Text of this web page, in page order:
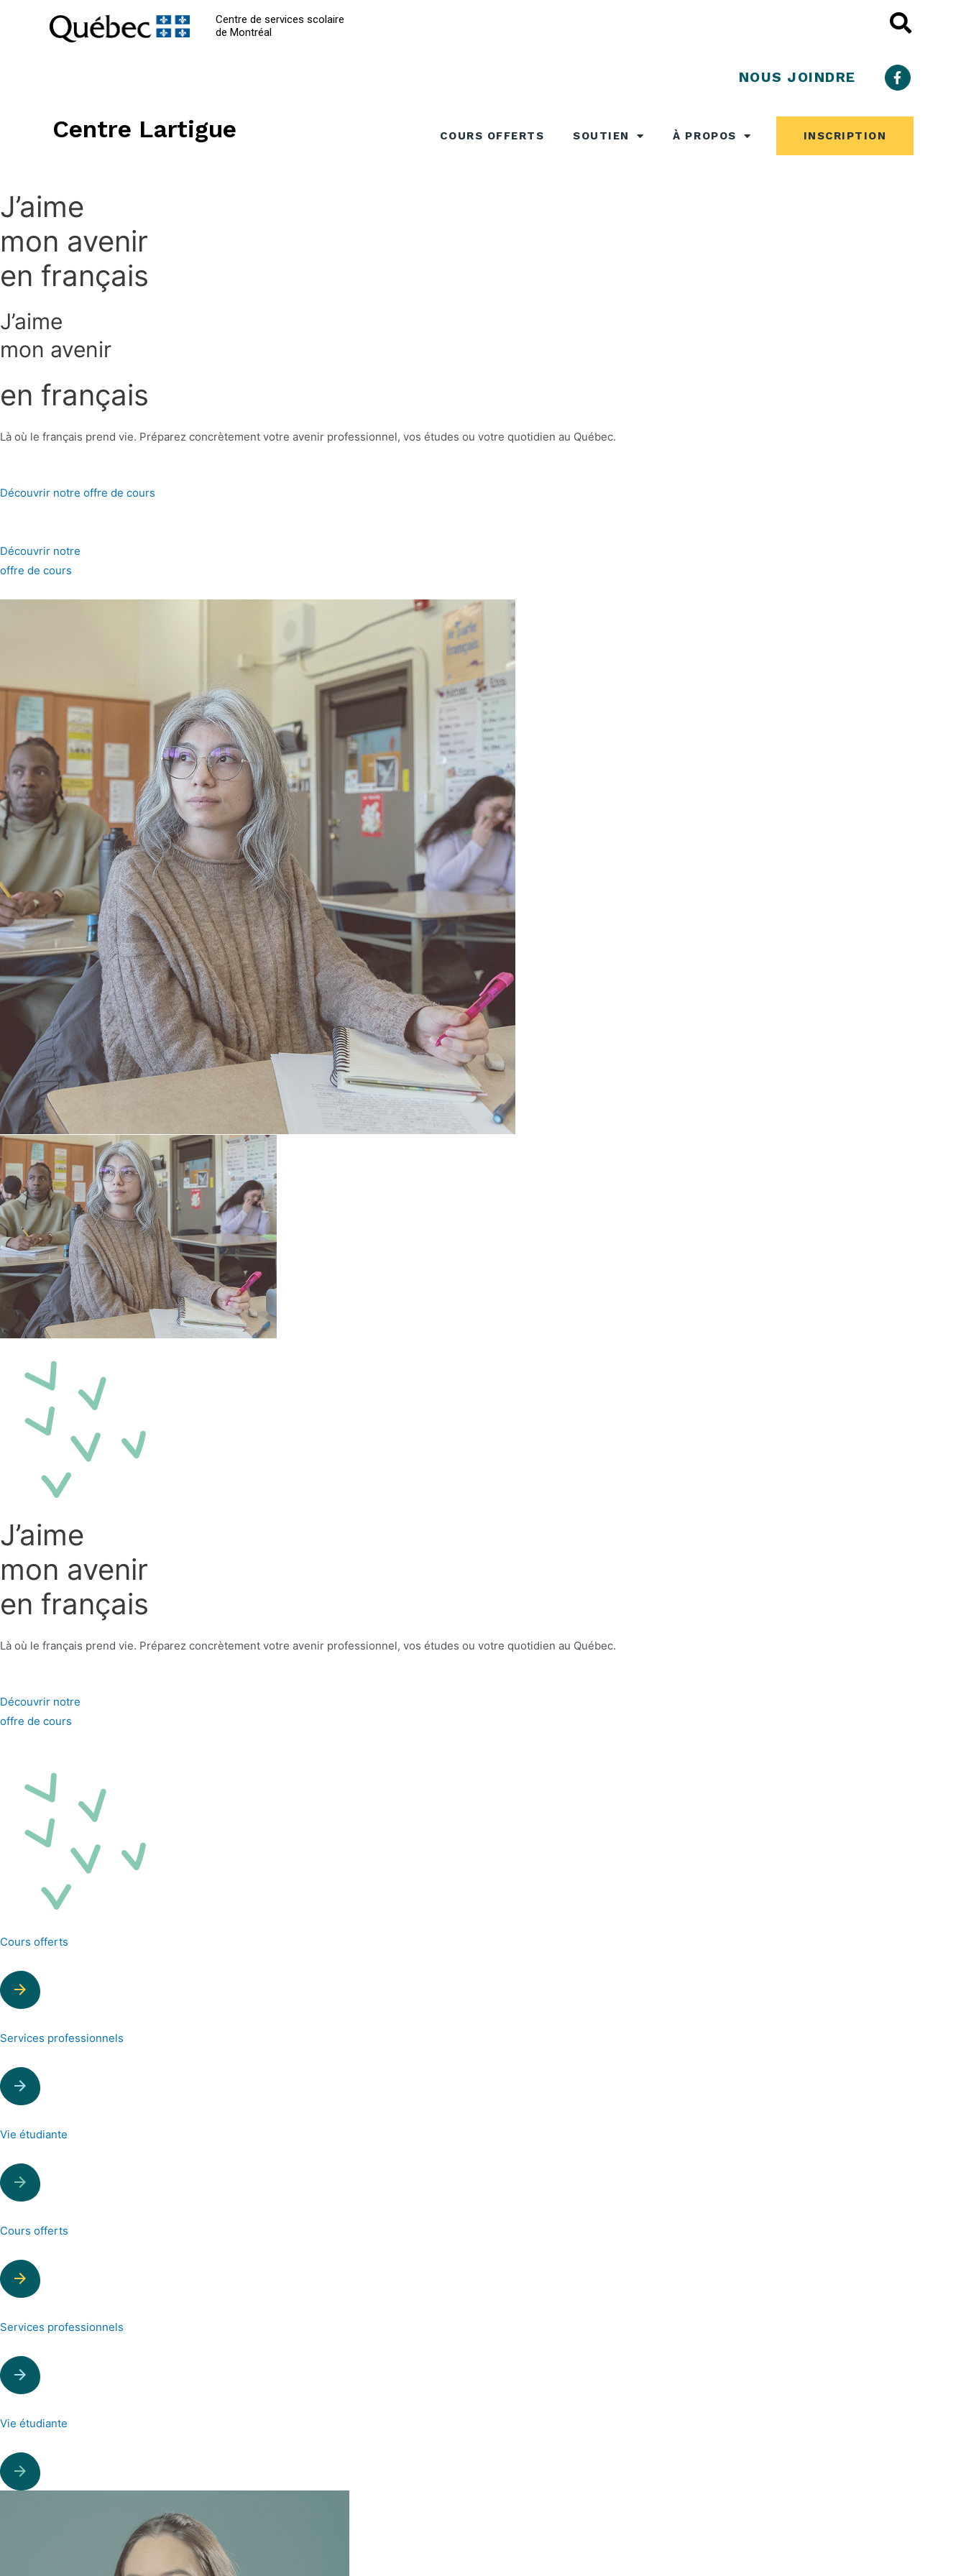
Centre de services scolaire
de Montréal
NOUS JOINDRE
Centre Lartigue COURS OFFERTS SOUTIEN À PROPOS INSCRIPTION
J’aime
mon avenir
en français
J’aime
mon avenir
en français
Là où le français prend vie. Préparez concrètement votre avenir professionnel, vos études ou votre quotidien au Québec.
Découvrir notre offre de cours
Découvrir notre
offre de cours
J’aime
mon avenir
en français
Là où le français prend vie. Préparez concrètement votre avenir professionnel, vos études ou votre quotidien au Québec.
Découvrir notre
offre de cours
Cours offerts
Services professionnels
Vie étudiante
Cours offerts
Services professionnels
Vie étudiante